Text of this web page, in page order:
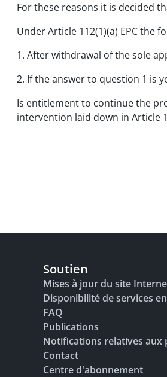
For these reasons it is decided
Under Article 112(1)(a) EPC the
1. After withdrawal of the sole
2. If the answer to question 1 is
Is entitlement to continue the
intervention laid down in Article
Soutien
Mises à jour du site
Disponibilité de services
FAQ
Publications
Notifications relatives aux
Contact
Centre d'abonnement